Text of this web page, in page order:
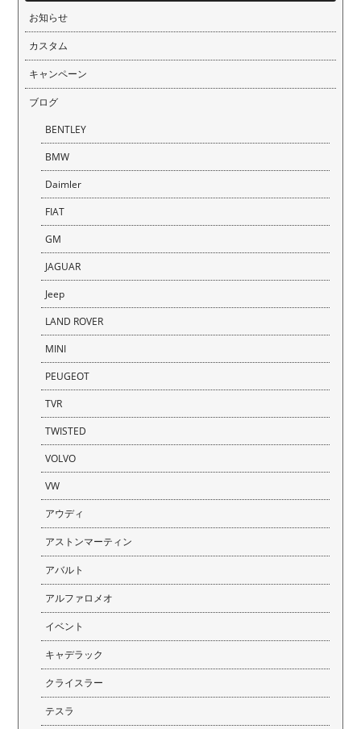
お知らせ
カスタム
キャンペーン
ブログ
BENTLEY
BMW
Daimler
FIAT
GM
JAGUAR
Jeep
LAND ROVER
MINI
PEUGEOT
TVR
TWISTED
VOLVO
VW
アウディ
アストンマーティン
アバルト
アルファロメオ
イベント
キャデラック
クライスラー
テスラ